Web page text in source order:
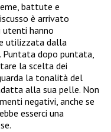
battute e
è arrivato
utenti hanno
utilizzata dalla
dopo puntata,
la scelta dei
la tonalità del
alla sua pelle. Non
negativi, anche se
esserci una